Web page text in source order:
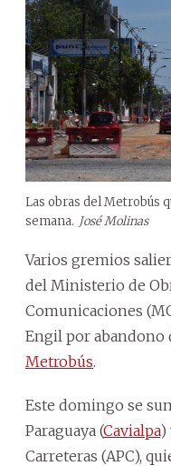
Las obras del Metrobús
semana. José Molinas
Varios gremios
del Ministerio de
Comunicaciones
Engil por abandono
Metrobús.
Este domingo se
Paraguaya (Cavialpa)
Carreteras (APC),